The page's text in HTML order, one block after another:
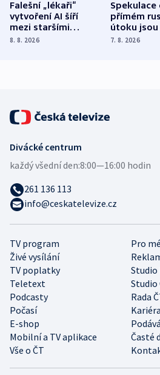
Falešní „lékaři“
vytvoření AI šíří
mezi staršími
Poláky nebezpečné
8. 8. 2026
Spekulace
přímém
útoku
míní
7. 8. 2026
TV program
Pro
Živé vysílání
TV poplatky
Studio
Teletext
Studio
Podcasty
Rada
Počasí
Kariéra
E-shop
Mobilní a TV aplikace
Časté
Vše o ČT
Divácké centrum
každý všední den:8:00—16:00 hodin
261 136 113
info@ceskatelevize.cz